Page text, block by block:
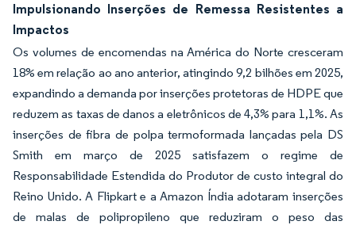
Impulsionando Inserções de Remessa Resistentes a
Impactos
Os volumes de encomendas na América do Norte cresceram
18% em relação ao ano anterior, atingindo 9,2 bilhões em 2025,
expandindo a demanda por inserções protetoras de HDPE que
reduzem as taxas de danos a eletrônicos de 4,3% para 1,1%. As
inserções de fibra de polpa termoformada lançadas pela DS
Smith em março de 2025 satisfazem o regime de
Responsabilidade Estendida do Produtor de custo integral do
Reino Unido. A Flipkart e a Amazon Índia adotaram inserções
de malas de polipropileno que reduziram o peso das